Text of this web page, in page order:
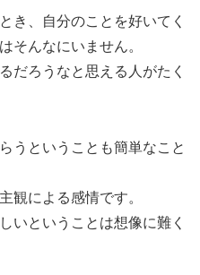
き、自分のことを好いてく
そんなにいません。
だろうなと思える人がたく
うということも簡単なこと
観による感情です。
いということは想像に難く